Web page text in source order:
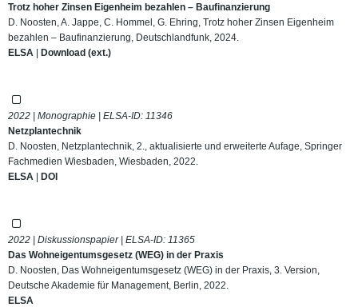
Trotz hoher Zinsen Eigenheim bezahlen – Baufinanzierung
D. Noosten, A. Jappe, C. Hommel, G. Ehring, Trotz hoher Zinsen Eigenheim
bezahlen – Baufinanzierung, Deutschlandfunk, 2024.
ELSA | Download (ext.)
2022 | Monographie | ELSA-ID: 11346
Netzplantechnik
D. Noosten, Netzplantechnik, 2., aktualisierte und erweiterte Aufage, Springer
Fachmedien Wiesbaden, Wiesbaden, 2022.
ELSA | DOI
2022 | Diskussionspapier | ELSA-ID: 11365
Das Wohneigentumsgesetz (WEG) in der Praxis
D. Noosten, Das Wohneigentumsgesetz (WEG) in der Praxis, 3. Version,
Deutsche Akademie für Management, Berlin, 2022.
ELSA